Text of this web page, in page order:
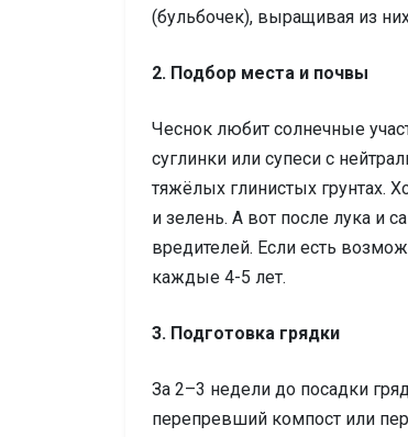
(бульбочек), выращивая из
2. Подбор места и почвы
Чеснок любит солнечные
суглинки или супеси с
тяжёлых глинистых грунтах.
и зелень. А вот после лука и
вредителей. Если есть
каждые 4-5 лет.
3. Подготовка грядки
За 2–3 недели до посадки
перепревший компост или